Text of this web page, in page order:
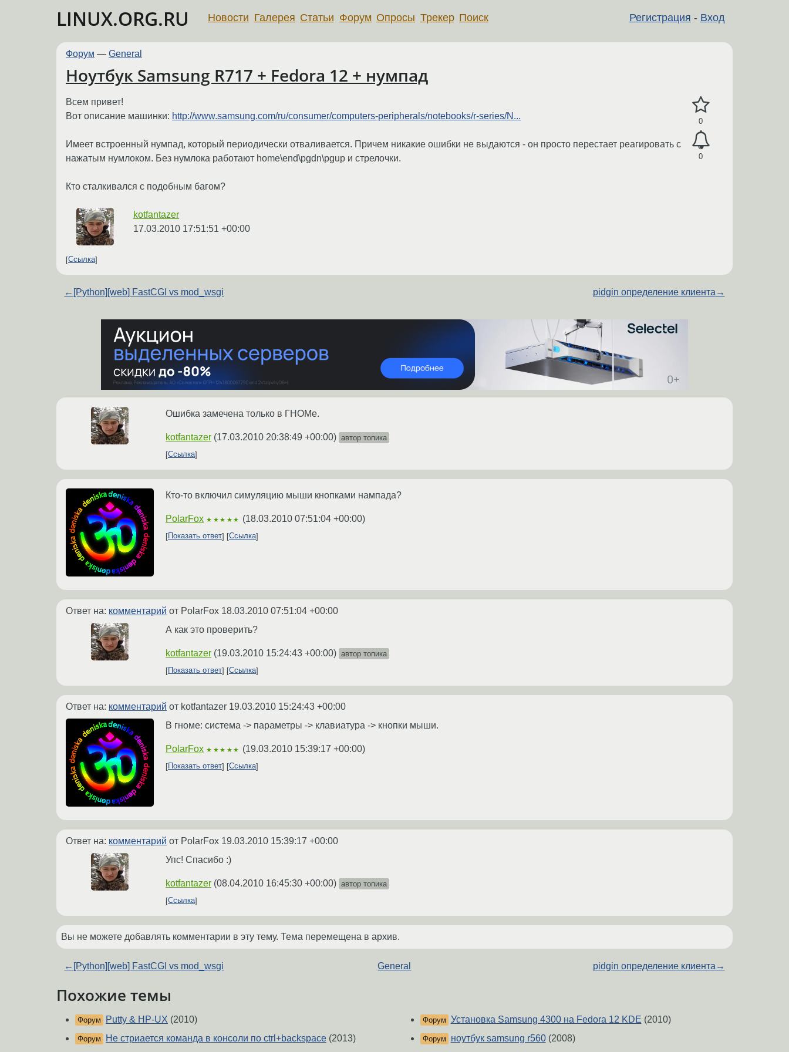
LINUX.ORG.RU Регистрация - Вход
Новости Галерея Статьи Форум Опросы Трекер Поиск
Форум — General
Ноутбук Samsung R717 + Fedora 12 + нумпад
0
0
Всем привет!
Вот описание машинки: http://www.samsung.com/ru/consumer/computers-peripherals/notebooks/r-series/N...
Имеет встроенный нумпад, который периодически отваливается. Причем никакие ошибки не выдаются - он просто перестает реагировать с
нажатым нумлоком. Без нумлока работают home\end\pgdn\pgup и стрелочки.
Кто сталкивался с подобным багом?
kotfantazer
17.03.2010 17:51:51 +00:00
Ссылка
← [Python][web] FastCGI vs mod_wsgi pidgin определение клиента →
Ошибка замечена только в ГНОМе.
kotfantazer (17.03.2010 20:38:49 +00:00) автор топика
Ссылка
Кто-то включил симуляцию мыши кнопками нампада?
PolarFox ★★★★★ (18.03.2010 07:51:04 +00:00)
Показать ответ Ссылка
Ответ на: комментарий от PolarFox 18.03.2010 07:51:04 +00:00
А как это проверить?
kotfantazer (19.03.2010 15:24:43 +00:00) автор топика
Показать ответ
Ссылка
Ответ на: комментарий от kotfantazer 19.03.2010 15:24:43 +00:00
В гноме: система -> параметры -> клавиатура -> кнопки мыши.
PolarFox ★★★★★ (19.03.2010 15:39:17 +00:00)
Показать ответ Ссылка
Ответ на: комментарий от PolarFox 19.03.2010 15:39:17 +00:00
Упс! Спасибо :)
kotfantazer (08.04.2010 16:45:30 +00:00) автор топика
Ссылка
Вы не можете добавлять комментарии в эту тему. Тема перемещена в архив.
← [Python][web] FastCGI vs mod_wsgi General pidgin определение клиента →
Похожие темы
Форум Putty & HP-UX (2010)
Форум Не стриается команда в консоли по ctrl+backspace (2013)
Форум Установка Samsung 4300 на Fedora 12 KDE (2010)
Форум ноутбук samsung r560(2008)